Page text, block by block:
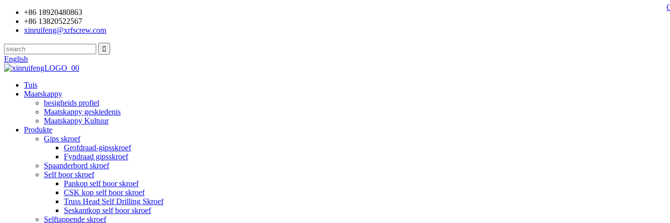
+86 18920480863
+86 13820522567
xinruifeng@xrfscrew.com
English
Tuis
Maatskappy
besigheids profiel
Maatskappy geskiedenis
Maatskappy Kultuur
Produkte
Gips skroef
Grofdraad-gipsskroef
Fyndraad gipsskroef
Spaanderbord skroef
Self boor skroef
Pankop self boor skroef
CSK kop self boor skroef
Truss Head Self Drilling Skroef
Seskantkop self boor skroef
Selftappende skroef